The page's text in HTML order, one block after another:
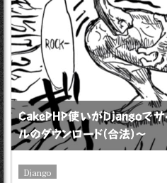
CakePHP使いがDjangoでサ
ルのダウンロード（合法）〜
Django